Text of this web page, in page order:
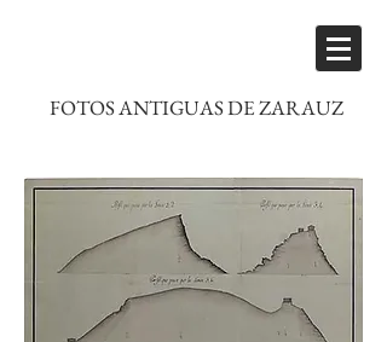
FOTOS ANTIGUAS DE ZARAUZ